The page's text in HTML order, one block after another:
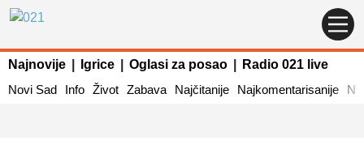
Najnovije Igrice Oglasi za posao
Radio 021 live
Novi Sad
Info Život Zabava Najčitanije Najkomentarisanije